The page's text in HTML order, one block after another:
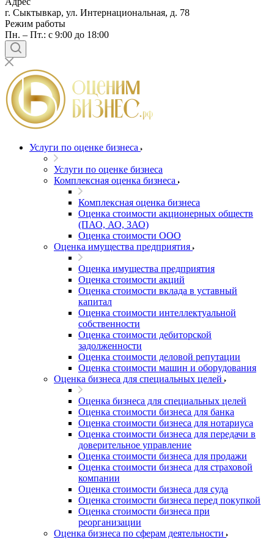
г. Сыктывкар, ул. Интернациональная, д. 78
Режим работы
Пн. – Пт.: с 9:00 до 18:00
Услуги по оценке бизнеса
Услуги по оценке бизнеса
Комплексная оценка бизнеса
Комплексная оценка бизнеса
Оценка стоимости акционерных обществ
(ПАО, АО, ЗАО)
Оценка стоимости ООО
Оценка имущества предприятия
Оценка имущества предприятия
Оценка стоимости акций
Оценка стоимости вклада в уставный
капитал
Оценка стоимости интеллектуальной
собственности
Оценка стоимости дебиторской
задолженности
Оценка стоимости деловой репутации
Оценка стоимости машин и оборудования
Оценка бизнеса для специальных целей
Оценка бизнеса для специальных целей
Оценка стоимости бизнеса для банка
Оценка стоимости бизнеса для нотариуса
Оценка стоимости бизнеса для передачи в
доверительное управление
Оценка стоимости бизнеса для продажи
Оценка стоимости бизнеса для страховой
компании
Оценка стоимости бизнеса для суда
Оценка стоимости бизнеса перед покупкой
Оценка стоимости бизнеса при
реорганизации
Оценка бизнеса по сферам деятельности